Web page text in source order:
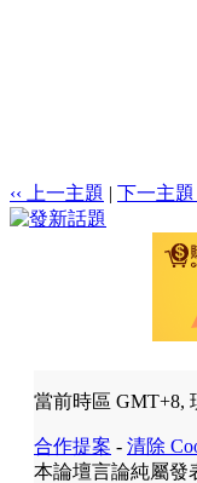
‹‹ 上一主題 | 下一主題
當前時區 GMT+8,
合作提案 - 清除
本論壇言論純屬發